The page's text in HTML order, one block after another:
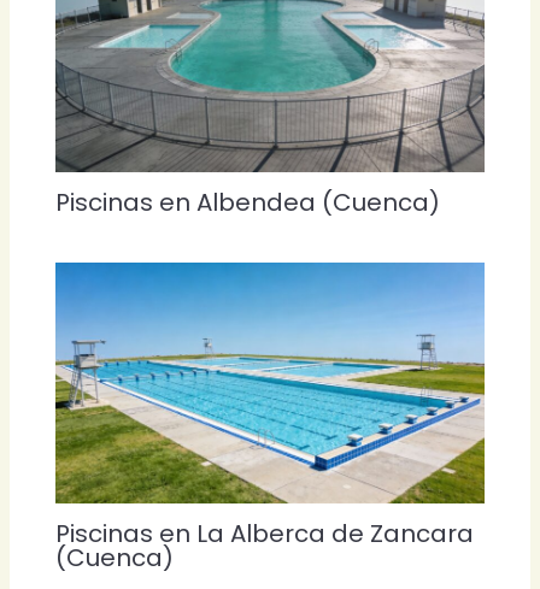
Piscinas en Albendea (Cuenca)
Piscinas en La Alberca de Zancara
(Cuenca)